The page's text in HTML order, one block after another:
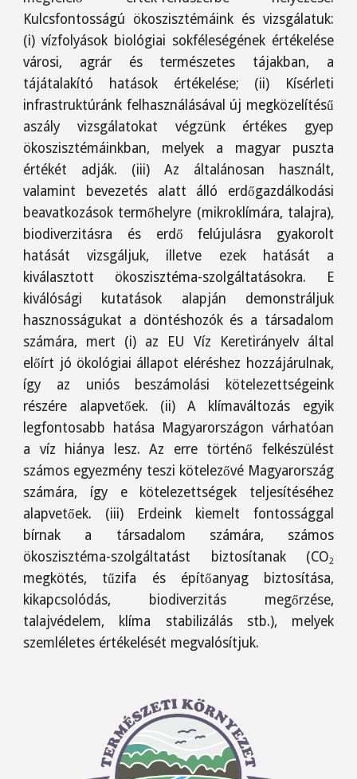
Kulcsfontosságú ökoszisztémáink és vizsgálatuk:
(i) vízfolyások biológiai sokféleségének értékelése
városi, agrár és természetes tájakban, a
tájátalakító hatások értékelése; (ii) Kísérleti
infrastruktúránk felhasználásával új megközelítésű
aszály vizsgálatokat végzünk értékes gyep
ökoszisztémáinkban, melyek a magyar puszta
értékét adják. (iii) Az általánosan használt,
valamint bevezetés alatt álló erdőgazdálkodási
beavatkozások termőhelyre (mikroklímára, talajra),
biodiverzitásra és erdő felújulásra gyakorolt
hatását vizsgáljuk, illetve ezek hatását a
kiválasztott ökoszisztéma-szolgáltatásokra. E
kiválósági kutatások alapján demonstráljuk
hasznosságukat a döntéshozók és a társadalom
számára, mert (i) az EU Víz Keretirányelv által
előírt jó ökológiai állapot eléréshez hozzájárulnak,
így az uniós beszámolási kötelezettségeink
részére alapvetőek. (ii) A klímaváltozás egyik
legfontosabb hatása Magyarországon várhatóan
a víz hiánya lesz. Az erre történő felkészülést
számos egyezmény teszi kötelezővé Magyarország
számára, így e kötelezettségek teljesítéséhez
alapvetőek. (iii) Erdeink kiemelt fontossággal
bírnak a társadalom számára, számos
ökoszisztéma-szolgáltatást biztosítanak (CO2
megkötés, tűzifa és építőanyag biztosítása,
kikapcsolódás, biodiverzitás megőrzése,
talajvédelem, klíma stabilizálás stb.), melyek
szemléletes értékelését megvalósítjuk.